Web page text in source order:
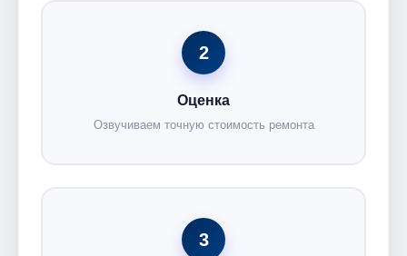
2
Оценка
Озвучиваем точную стоимость ремонта
3